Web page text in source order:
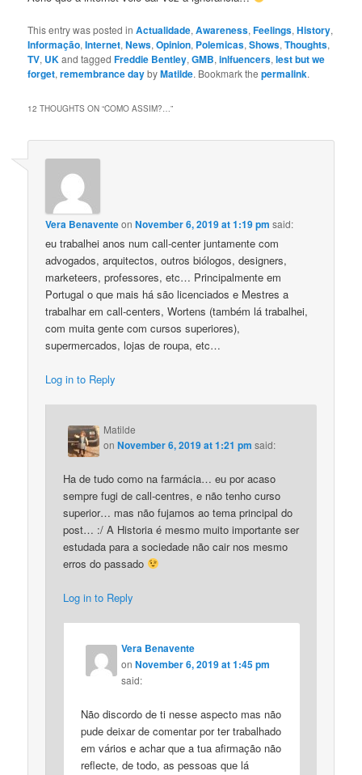
This entry was posted inActualidade,Awareness,Feelings,History,
Informação,Internet,News,Opinion, Polemicas,Shows,Thoughts,
TV, UKand taggedFreddie Bentley,GMB,inlfuencers,lest but we
forget,remembrance daybyMatilde. Bookmark thepermalink.
12 THOUGHTS ON “COMO ASSIM?…”
Vera BenaventeonNovember 6, 2019 at 1:19 pm said:
eu trabalhei anos num call-center juntamente com
advogados, arquitectos, outros biólogos, designers,
marketeers, professores, etc… Principalmente em
Portugal o que mais há são licenciados e Mestres a
trabalhar em call-centers, Wortens (também lá trabalhei,
com muita gente com cursos superiores),
supermercados, lojas de roupa, etc…
Log in to Reply
Matilde
onNovember 6, 2019 at 1:21 pm said:
Ha de tudo como na farmácia… eu por acaso
sempre fugi de call-centres, e não tenho curso
superior… mas não fujamos ao tema principal do
post… :/ A Historia é mesmo muito importante ser
estudada para a sociedade não cair nos mesmo
erros do passado
Log in to Reply
Vera Benavente
onNovember 6, 2019 at 1:45 pm
said:
Não discordo de ti nesse aspecto mas não
pude deixar de comentar por ter trabalhado
em vários e achar que a tua afirmação não
reflecte, de todo, as pessoas que lá